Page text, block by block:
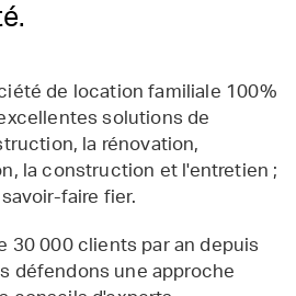
de location familiale 100%
solutions de
la rénovation,
la construction et l'entretien ;
faire fier.
30 000 clients par an depuis
défendons une approche